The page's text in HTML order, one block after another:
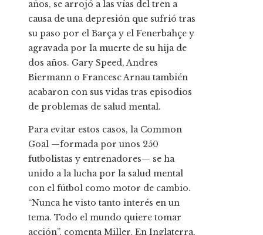
años, se arrojó a las vías del tren a
causa de una depresión que sufrió tras
su paso por el Barça y el Fenerbahçe y
agravada por la muerte de su hija de
dos años. Gary Speed, Andres
Biermann o Francesc Arnau también
acabaron con sus vidas tras episodios
de problemas de salud mental.
Para evitar estos casos, la Common
Goal —formada por unos 250
futbolistas y entrenadores— se ha
unido a la lucha por la salud mental
con el fútbol como motor de cambio.
“Nunca he visto tanto interés en un
tema. Todo el mundo quiere tomar
acción”, comenta Miller. En Inglaterra,